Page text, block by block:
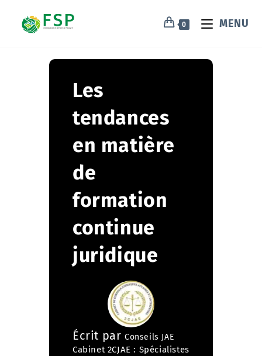
0 MENU
Les
tendances
en matière
de
formation
continue
juridique
Écrit par Conseils JAE
Cabinet 2CJAE : Spécialistes